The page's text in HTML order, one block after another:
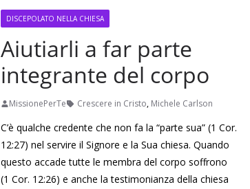
DISCEPOLATO NELLA CHIESA
Aiutiarli a far parte
integrante del corpo
MissionePerTe Crescere in Cristo, Michele Carlson
C’è qualche credente che non fa la “parte sua” (1 Cor.
12:27) nel servire il Signore e la Sua chiesa. Quando
questo accade tutte le membra del corpo soffrono
(1 Cor. 12:26) e anche la testimonianza della chiesa